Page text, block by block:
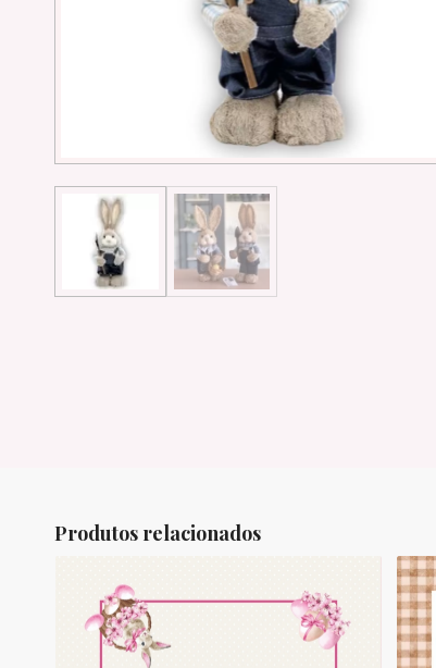
Produtos relacionados